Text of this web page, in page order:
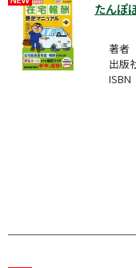
たんぽ
著者
出版
ISBN